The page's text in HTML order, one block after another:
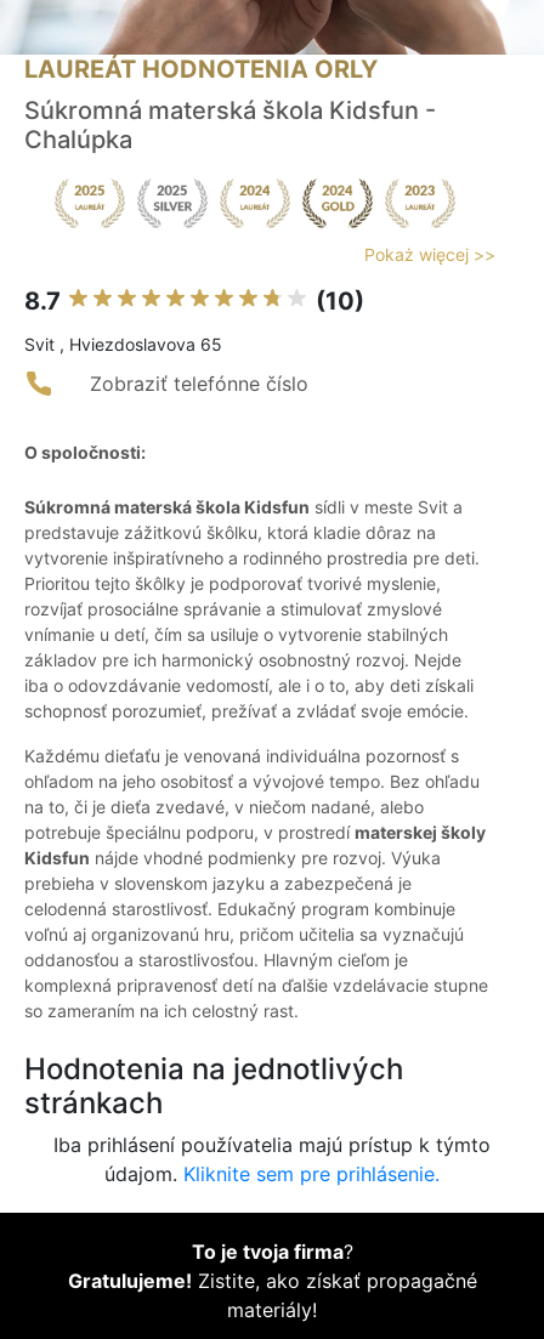
LAUREÁT HODNOTENIA ORLY
Súkromná materská škola Kidsfun -
Chalúpka
Pokaż więcej >>
8.7 (10)
Svit , Hviezdoslavova 65
Zobraziť telefónne číslo
O spoločnosti:
Súkromná materská škola Kidsfun sídli v meste Svit a
predstavuje zážitkovú škôlku, ktorá kladie dôraz na
vytvorenie inšpiratívneho a rodinného prostredia pre deti.
Prioritou tejto škôlky je podporovať tvorivé myslenie,
rozvíjať prosociálne správanie a stimulovať zmyslové
vnímanie u detí, čím sa usiluje o vytvorenie stabilných
základov pre ich harmonický osobnostný rozvoj. Nejde
iba o odovzdávanie vedomostí, ale i o to, aby deti získali
schopnosť porozumieť, prežívať a zvládať svoje emócie.
Každému dieťaťu je venovaná individuálna pozornosť s
ohľadom na jeho osobitosť a vývojové tempo. Bez ohľadu
na to, či je dieťa zvedavé, v niečom nadané, alebo
potrebuje špeciálnu podporu, v prostredímaterskej školy
Kidsfun nájde vhodné podmienky pre rozvoj. Výuka
prebieha v slovenskom jazyku a zabezpečená je
celodenná starostlivosť. Edukačný program kombinuje
voľnú aj organizovanú hru, pričom učitelia sa vyznačujú
oddanosťou a starostlivosťou. Hlavným cieľom je
komplexná pripravenosť detí na ďalšie vzdelávacie stupne
so zameraním na ich celostný rast.
Hodnotenia na jednotlivých
stránkach
Iba prihlásení používatelia majú prístup k týmto
údajom. Kliknite sem pre prihlásenie.
To je tvoja firma?
Gratulujeme! Zistite, ako získať propagačné
materiály!